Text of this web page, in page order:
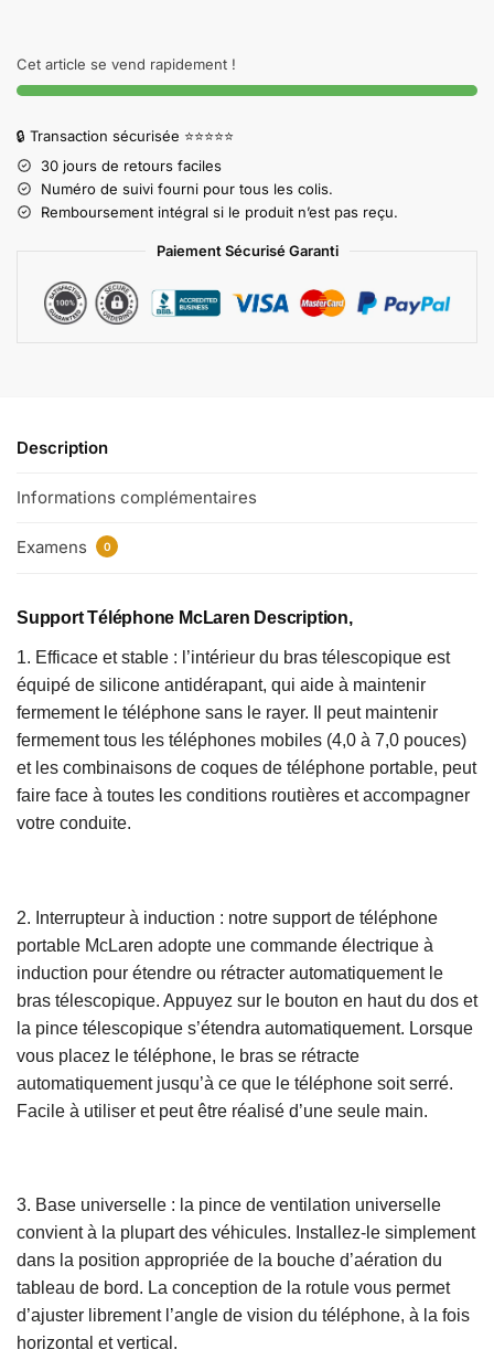
Cet article se vend rapidement !
🔒 Transaction sécurisée ⭐⭐⭐⭐⭐
30 jours de retours faciles
Numéro de suivi fourni pour tous les colis.
Remboursement intégral si le produit n’est pas reçu.
Paiement Sécurisé Garanti
Description
Informations complémentaires
Examens 0
Support Téléphone McLaren Description,
1. Efficace et stable : l’intérieur du bras télescopique est
équipé de silicone antidérapant, qui aide à maintenir
fermement le téléphone sans le rayer. Il peut maintenir
fermement tous les téléphones mobiles (4,0 à 7,0 pouces)
et les combinaisons de coques de téléphone portable, peut
faire face à toutes les conditions routières et accompagner
votre conduite.
2. Interrupteur à induction : notre support de téléphone
portable McLaren adopte une commande électrique à
induction pour étendre ou rétracter automatiquement le
bras télescopique. Appuyez sur le bouton en haut du dos et
la pince télescopique s’étendra automatiquement. Lorsque
vous placez le téléphone, le bras se rétracte
automatiquement jusqu’à ce que le téléphone soit serré.
Facile à utiliser et peut être réalisé d’une seule main.
3. Base universelle : la pince de ventilation universelle
convient à la plupart des véhicules. Installez-le simplement
dans la position appropriée de la bouche d’aération du
tableau de bord. La conception de la rotule vous permet
d’ajuster librement l’angle de vision du téléphone, à la fois
horizontal et vertical.